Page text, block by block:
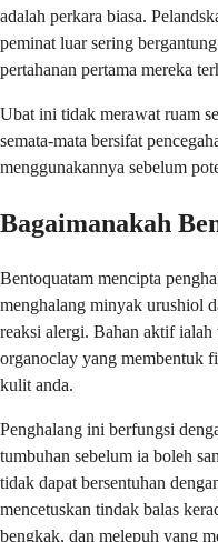
adalah perkara biasa.
peminat luar sering
pertahanan pertama mereka
Ubat ini tidak merawat ruam
semata-mata bersifat
menggunakannya sebelum
Bagaimanakah
Bentoquatam mencipta
menghalang minyak urushiol
reaksi alergi. Bahan aktif
organoclay yang membentuk
kulit anda.
Penghalang ini berfungsi
tumbuhan sebelum ia boleh
tidak dapat bersentuhan
mencetuskan tindak balas
bengkak, dan melepuh yang